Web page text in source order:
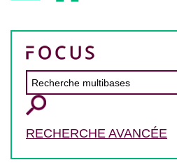
RECHERCHE AVANCÉE